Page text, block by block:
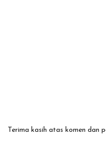
Terima kasih atas komen dan